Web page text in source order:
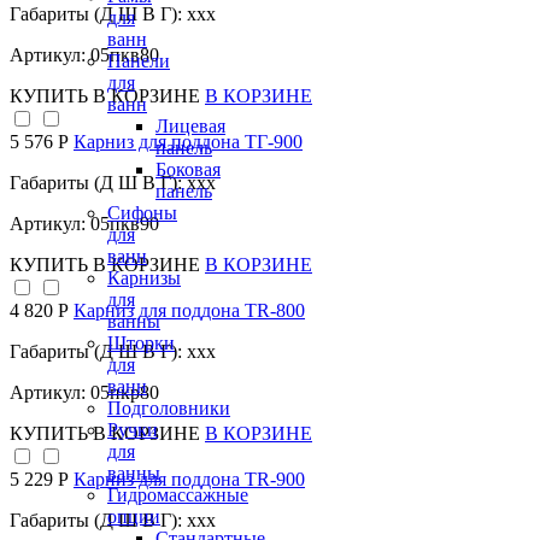
для
ванн
Панели
для
ванн
Лицевая
панель
Боковая
панель
Сифоны
для
ванн
Карнизы
для
ванны
Шторки
для
ванн
Подголовники
Ручки
для
ванны
Гидромассажные
опции
Габариты (Д Ш В Г): xxx
Артикул: 05пкв80
КУПИТЬ В КОРЗИНЕ В КОРЗИНЕ
5 576 Р Карниз для поддона TГ-900
Габариты (Д Ш В Г): xxx
Артикул: 05пкв90
КУПИТЬ В КОРЗИНЕ В КОРЗИНЕ
4 820 Р Карниз для поддона TR-800
Габариты (Д Ш В Г): xxx
Артикул: 05пкр80
КУПИТЬ В КОРЗИНЕ В КОРЗИНЕ
5 229 Р Карниз для поддона TR-900
Габариты (Д Ш В Г): xxx